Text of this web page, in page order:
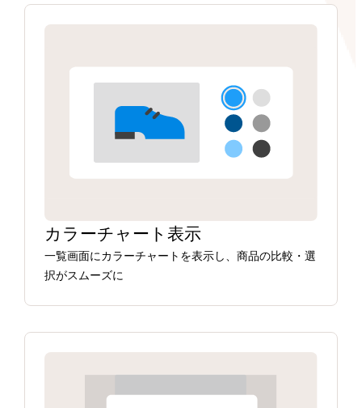
カラーチャート表示
一覧画面にカラーチャートを表示し、商品の比較・選
択がスムーズに